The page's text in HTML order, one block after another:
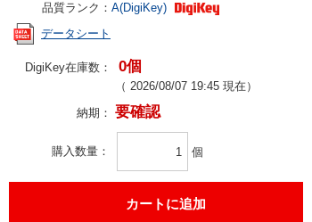
品質ランク： A(DigiKey)
データシート
DigiKey在庫数： 0個
（ 2026/08/07 19:45 現在）
納期： 要確認
購入数量 個